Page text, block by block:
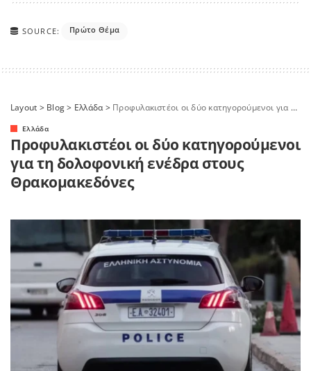
SOURCE: Πρώτο Θέμα
Layout > Blog> Ελλάδα> Προφυλακιστέοι οι δύο κατηγορούμενοι για τη δολοφονική ενέδρα στους Θρακομακεδόνες
Ελλάδα
Προφυλακιστέοι οι δύο κατηγορούμενοι
για τη δολοφονική ενέδρα στους
Θρακομακεδόνες